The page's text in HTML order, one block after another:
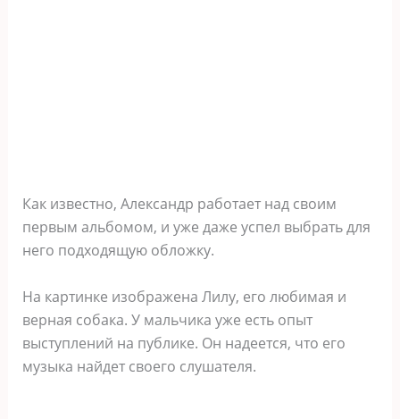
Как известно, Александр работает над своим
первым альбомом, и уже даже успел выбрать для
него подходящую обложку.
На картинке изображена Лилу, его любимая и
верная собака. У мальчика уже есть опыт
выступлений на публике. Он надеется, что его
музыка найдет своего слушателя.